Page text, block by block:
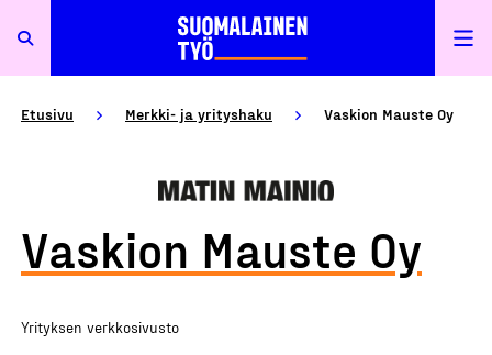
Etusivu Merkki- ja yrityshaku Vaskion Mauste Oy
Vaskion Mauste Oy
Yrityksen verkkosivusto